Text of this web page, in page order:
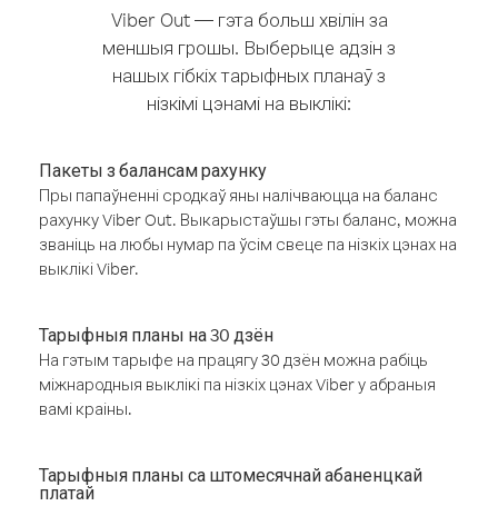
Viber Out — гэта больш хвілін за
меншыя грошы. Выберыце адзін з
нашых гібкіх тарыфных планаў з
нізкімі цэнамі на выклікі:
Пакеты з балансам рахунку
Пры папаўненні сродкаў яны налічваюцца на баланс
рахунку Viber Out. Выкарыстаўшы гэты баланс, можна
званіць на любы нумар па ўсім свеце па нізкіх цэнах на
выклікі Viber.
Тарыфныя планы на 30 дзён
На гэтым тарыфе на працягу 30 дзён можна рабіць
міжнародныя выклікі па нізкіх цэнах Viber у абраныя
вамі краіны.
Тарыфныя планы са штомесячнай абаненцкай
платай